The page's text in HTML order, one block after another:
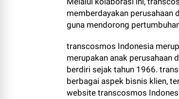
memberdayakan perusahaan
guna mendorong
transcosmos Indonesia
merupakan anak perusahaan
berdiri sejak tahun 1966.
berbagai aspek bisnis klien,
website transcosmos